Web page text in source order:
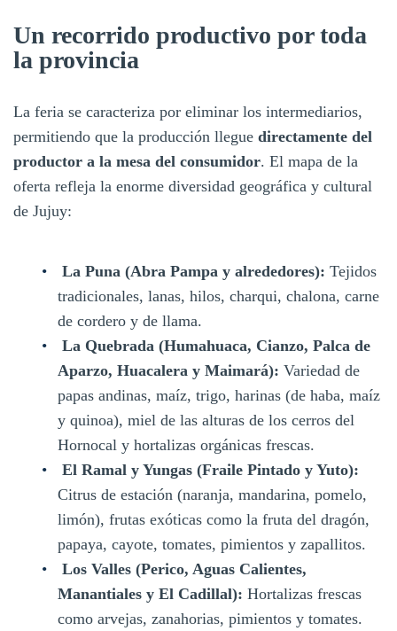
Un recorrido productivo por toda
la provincia
La feria se caracteriza por eliminar los intermediarios,
permitiendo que la producción llegue directamente del
productor a la mesa del consumidor. El mapa de la
oferta refleja la enorme diversidad geográfica y cultural
de Jujuy:
La Puna (Abra Pampa y alrededores): Tejidos
tradicionales, lanas, hilos, charqui, chalona, carne
de cordero y de llama.
La Quebrada (Humahuaca, Cianzo, Palca de
Aparzo, Huacalera y Maimará): Variedad de
papas andinas, maíz, trigo, harinas (de haba, maíz
y quinoa), miel de las alturas de los cerros del
Hornocal y hortalizas orgánicas frescas.
El Ramal y Yungas (Fraile Pintado y Yuto):
Citrus de estación (naranja, mandarina, pomelo,
limón), frutas exóticas como la fruta del dragón,
papaya, cayote, tomates, pimientos y zapallitos.
Los Valles (Perico, Aguas Calientes,
Manantiales y El Cadillal): Hortalizas frescas
como arvejas, zanahorias, pimientos y tomates.